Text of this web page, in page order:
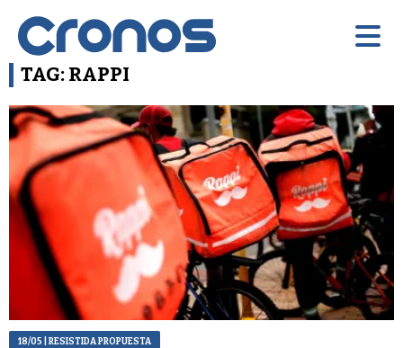
TAG: RAPPI
18/05 | RESISTIDA PROPUESTA